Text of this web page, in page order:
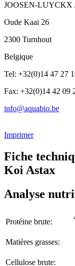
JOOSEN-LUYCKX
Oude Kaai 26
2300 Turnhout
Belgique
Tel: +32(0)14 47 27
Fax: +32(0)14 42 09
info@aquabio.be
Imprimer
Fiche
Koi Astax
Analyse
Protéine brute:
Matières grasses:
Cellulose brute: